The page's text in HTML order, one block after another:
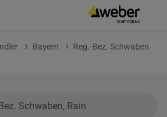
Bayern
Reg.-Bez. Schwaben